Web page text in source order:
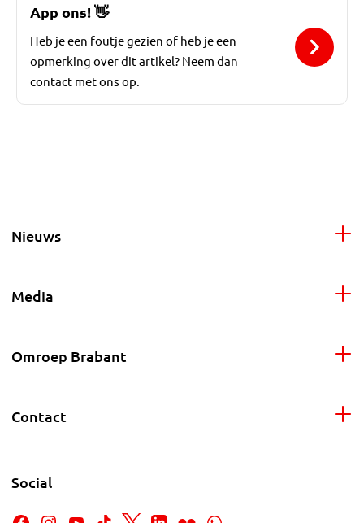
App ons!👋
Heb je een foutje gezien of heb je een
opmerking over dit artikel? Neem dan
contact met ons op.
Nieuws
Media
Omroep Brabant
Contact
Social